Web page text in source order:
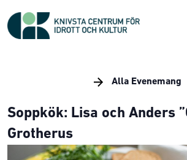
Alla Evenemang
Soppkök: Lisa och Anders
Grotherus